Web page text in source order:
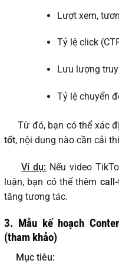
Lượt xem,
Tỷ lệ click
Lưu lượng
Tỷ lệ chuyển
Từ đó, bạn có thể xác
tốt, nội dung nào cần cải
Ví dụ: Nếu video
luận, bạn có thể thêm
tăng tương tác.
3. Mẫu kế hoạch
(tham khảo)
Mục tiêu: